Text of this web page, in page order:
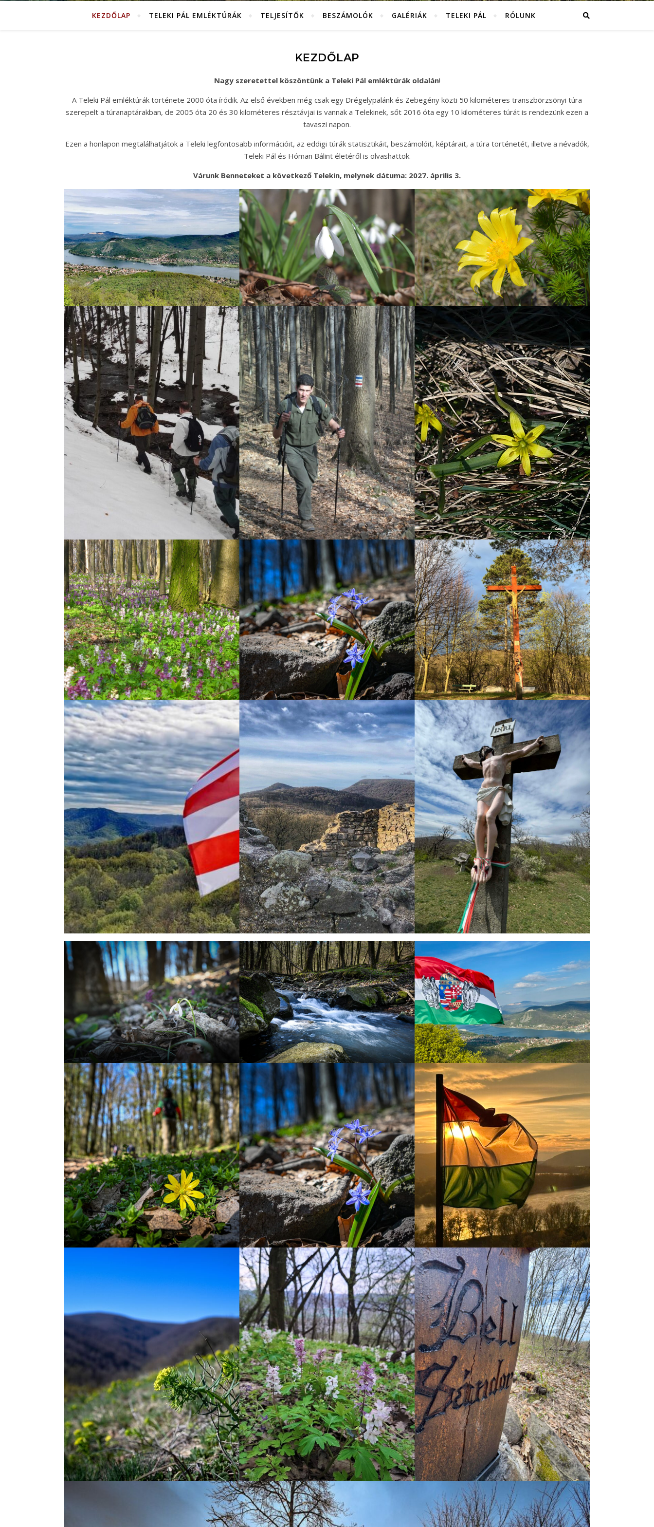
KEZDŐLAP TELEKI PÁL EMLÉKTÚRÁK TELJESÍTŐK BESZÁMOLÓK GALÉRIÁK TELEKI PÁL RÓLUNK
KEZDŐLAP
Nagy szeretettel köszöntünk a Teleki Pál emléktúrák oldalán!
A Teleki Pál emléktúrák története 2000 óta íródik. Az első években még csak egy Drégelypalánk és Zebegény közti 50 kilométeres transzbörzsönyi túra
szerepelt a túranaptárakban, de 2005 óta 20 és 30 kilométeres résztávjai is vannak a Telekinek, sőt 2016 óta egy 10 kilométeres túrát is rendezünk ezen a
tavaszi napon.
Ezen a honlapon megtalálhatjátok a Teleki legfontosabb információit, az eddigi túrák statisztikáit, beszámolóit, képtárait, a túra történetét, illetve a névadók,
Teleki Pál és Hóman Bálint életéről is olvashattok.
Várunk Benneteket a következő Telekin, melynek dátuma: 2027. április 3.